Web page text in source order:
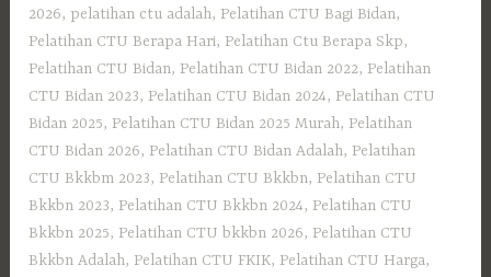
2026, pelatihan ctu adalah, Pelatihan CTU Bagi Bidan,
Pelatihan CTU Berapa Hari, Pelatihan Ctu Berapa Skp,
Pelatihan CTU Bidan, Pelatihan CTU Bidan 2022, Pelatihan
CTU Bidan 2023, Pelatihan CTU Bidan 2024, Pelatihan CTU
Bidan 2025, Pelatihan CTU Bidan 2025 Murah, Pelatihan
CTU Bidan 2026, Pelatihan CTU Bidan Adalah, Pelatihan
CTU Bkkbm 2023, Pelatihan CTU Bkkbn, Pelatihan CTU
Bkkbn 2023, Pelatihan CTU Bkkbn 2024, Pelatihan CTU
Bkkbn 2025, Pelatihan CTU bkkbn 2026, Pelatihan CTU
Bkkbn Adalah, Pelatihan CTU FKIK, Pelatihan CTU Harga,